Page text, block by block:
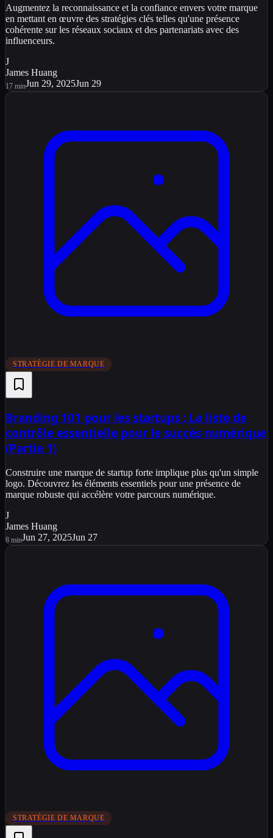
Augmentez la reconnaissance et la confiance envers votre marque
en mettant en œuvre des stratégies clés telles qu'une présence
cohérente sur les réseaux sociaux et des partenariats avec des
influenceurs.
J
James Huang
17 minJun 29, 2025Jun 29
STRATÉGIE DE MARQUE
Branding 101 pour les startups : La liste de
contrôle essentielle pour le succès numérique
(Partie 1)
Construire une marque de startup forte implique plus qu'un simple
logo. Découvrez les éléments essentiels pour une présence de
marque robuste qui accélère votre parcours numérique.
J
James Huang
8 minJun 27, 2025Jun 27
STRATÉGIE DE MARQUE